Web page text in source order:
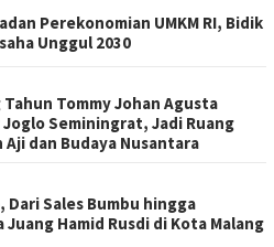
Perekonomian UMKM RI, Bidik
Unggul 2030
Tommy Johan Agusta
Seminingrat, Jadi Ruang
dan Budaya Nusantara
Sales Bumbu hingga
Juang Hamid Rusdi di Kota Malang